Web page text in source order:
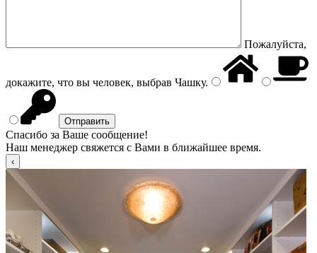
Пожалуйста,
докажите, что вы человек, выбрав Чашку.
Спасибо за Ваше сообщение!
Наш менеджер свяжется с Вами в ближайшее время.